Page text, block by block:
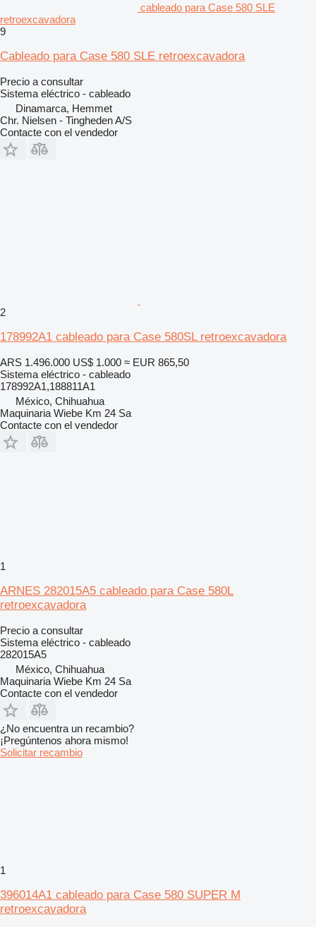
cableado para Case 580 SLE
retroexcavadora
9
Cableado para Case 580 SLE retroexcavadora
Precio a consultar
Sistema eléctrico - cableado
Dinamarca, Hemmet
Chr. Nielsen - Tingheden A/S
Contacte con el vendedor
2
178992A1 cableado para Case 580SL retroexcavadora
ARS 1.496.000 US$ 1.000 ≈ EUR 865,50
Sistema eléctrico - cableado
178992A1,188811A1
México, Chihuahua
Maquinaria Wiebe Km 24 Sa
Contacte con el vendedor
1
ARNES 282015A5 cableado para Case 580L
retroexcavadora
Precio a consultar
Sistema eléctrico - cableado
282015A5
México, Chihuahua
Maquinaria Wiebe Km 24 Sa
Contacte con el vendedor
¿No encuentra un recambio?
¡Pregúntenos ahora mismo!
Solicitar recambio
1
396014A1 cableado para Case 580 SUPER M
retroexcavadora